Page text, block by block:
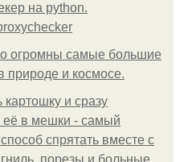
на python.
огромны самые большие
природе и космосе.
картошку и сразу
её в мешки - самый
спрятать вместе с
порезы и больные